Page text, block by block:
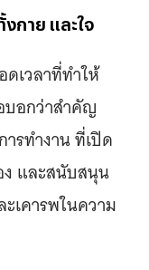
กาย และใจ
เวลาที่ทำให้
บอกว่าสำคัญ
รทำงาน ที่เปิด
ง และสนับสนุน
เคารพในความ